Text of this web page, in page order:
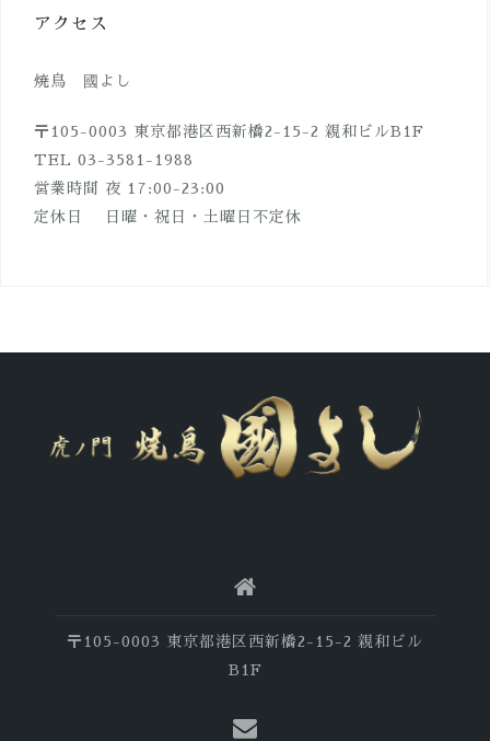
アクセス
焼鳥 國よし
〒105-0003 東京都港区西新橋2-15-2 親和ビルB1F
TEL 03-3581-1988
営業時間 夜 17:00-23:00
定休日 日曜・祝日・土曜日不定休
〒105-0003 東京都港区西新橋2-15-2 親和ビル
B1F